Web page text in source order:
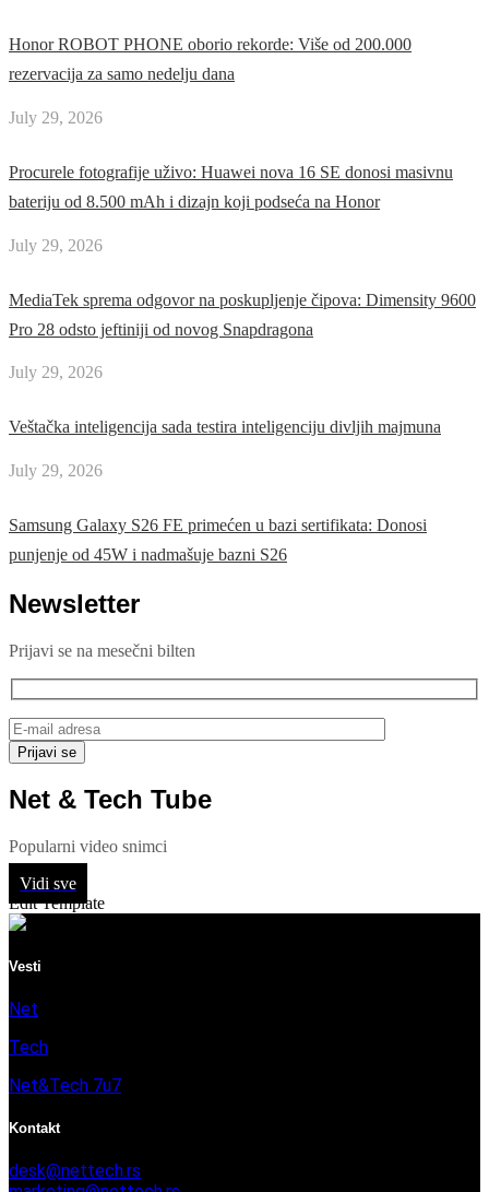
Honor ROBOT PHONE oborio rekorde: Više od 200.000
rezervacija za samo nedelju dana
July 29, 2026
Procurele fotografije uživo: Huawei nova 16 SE donosi masivnu
bateriju od 8.500 mAh i dizajn koji podseća na Honor
July 29, 2026
MediaTek sprema odgovor na poskupljenje čipova: Dimensity 9600
Pro 28 odsto jeftiniji od novog Snapdragona
July 29, 2026
Veštačka inteligencija sada testira inteligenciju divljih majmuna
July 29, 2026
Samsung Galaxy S26 FE primećen u bazi sertifikata: Donosi
punjenje od 45W i nadmašuje bazni S26
Newsletter
Prijavi se na mesečni bilten
Net & Tech Tube
Popularni video snimci
Vidi sve
Edit Template
Vesti
Net
Tech
Net&Tech 7u7
Kontakt
desk@nettech.rs